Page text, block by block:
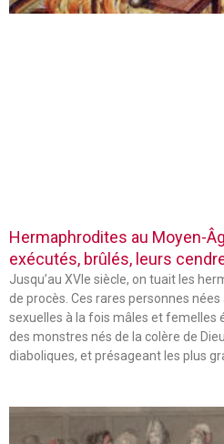
Hermaphrodites au Moyen-
exécutés, brûlés, leurs
Jusqu’au XVIe siècle, on tuait les
de procès. Ces rares personnes
sexuelles à la fois mâles et femelles
des monstres nés de la colère de
diaboliques, et présageant les plus